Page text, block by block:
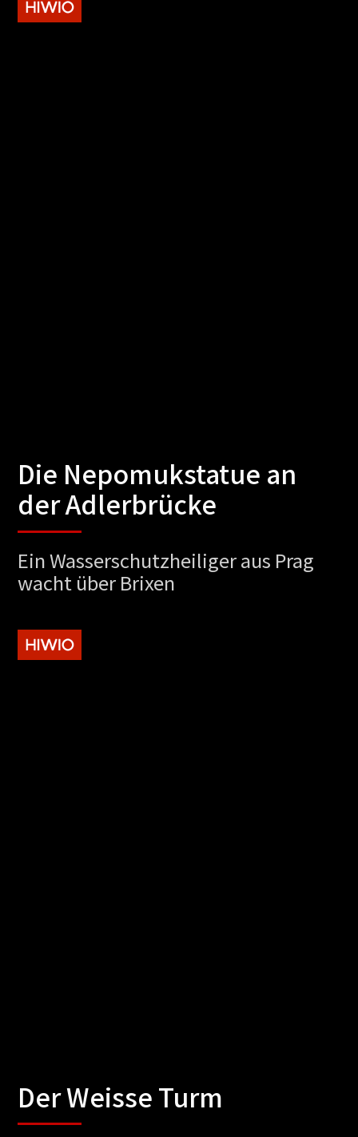
Die Nepomukstatue an
der Adlerbrücke
Ein Wasserschutzheiliger aus Prag
wacht über Brixen
Der Weisse Turm